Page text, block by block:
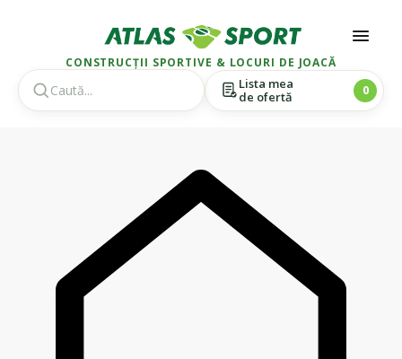
CONSTRUCȚII SPORTIVE & LOCURI DE JOACĂ
Lista mea
de ofertă
0